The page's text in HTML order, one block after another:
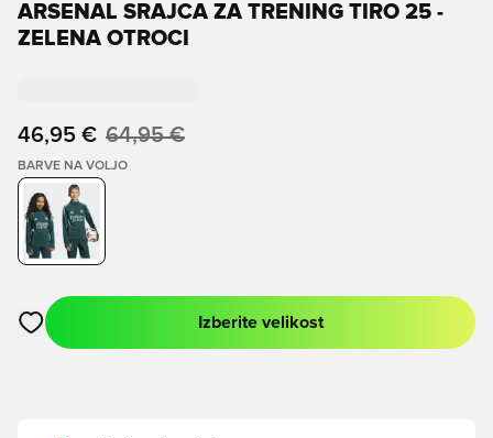
ARSENAL SRAJCA ZA TRENING TIRO 25 -
ZELENA OTROCI
46,95 € 64,95 €
BARVE NA VOLJO
Odpre Modal za prijavo ali vpis kot član
Izberite velikost